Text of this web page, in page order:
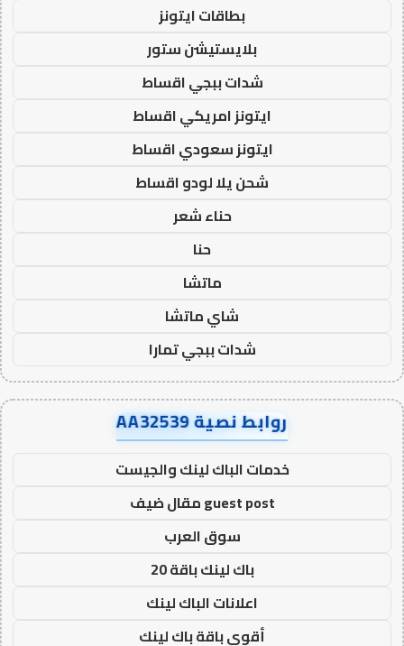
بطاقات ايتونز
بلايستيشن ستور
شدات ببجي اقساط
ايتونز امريكي اقساط
ايتونز سعودي اقساط
شحن يلا لودو اقساط
حناء شعر
حنا
ماتشا
شاي ماتشا
شدات ببجي تمارا
روابط نصية AA32539
خدمات الباك لينك والجيست
guest post مقال ضيف
سوق العرب
باك لينك باقة 20
اعلانات الباك لينك
أقوى باقة باك لينك